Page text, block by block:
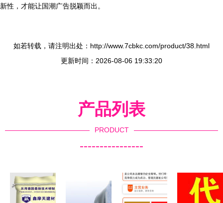
新性，才能让国潮广告脱颖而出。
如若转载，请注明出处：http://www.7cbkc.com/product/38.html
更新时间：2026-08-06 19:33:20
产品列表
PRODUCT
----------------